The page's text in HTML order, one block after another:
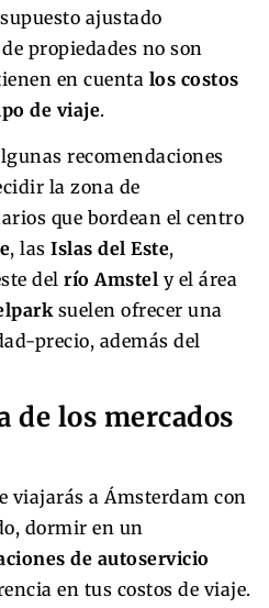
ajustado
propiedades no son
en cuenta los costos
de viaje.
recomendaciones
la zona de
que bordean el centro
, las Islas del Este,
del río Amstel y el área
suelen ofrecer una
precio, además del
de los mercados
viajarás a Ámsterdam con
dormir en un
de autoservicio
en tus costos de viaje.